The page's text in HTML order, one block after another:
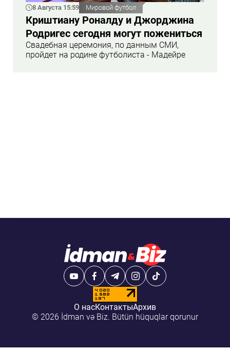
8 Августа 15:59 Мировой футбол
Криштиану Роналду и Джорджина
Родригес сегодня могут пожениться
Свадебная церемония, по данным СМИ,
пройдет на родине футболиста - Мадейре
О насКонтактыАрхив
© 2026 İdman və Biz. Bütün hüquqlar qorunur